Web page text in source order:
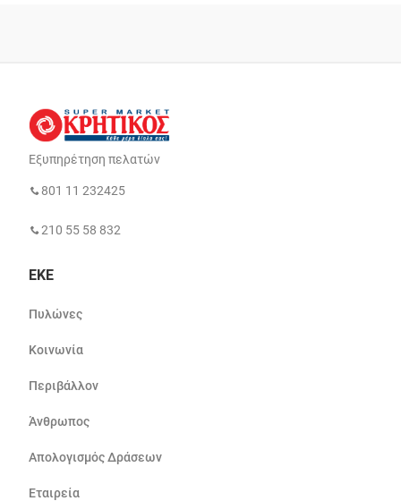
Εξυπηρέτηση πελατών
801 11 232425
210 55 58 832
ΕΚΕ
Πυλώνες
Κοινωνία
Περιβάλλον
Άνθρωπος
Απολογισμός Δράσεων
Εταιρεία